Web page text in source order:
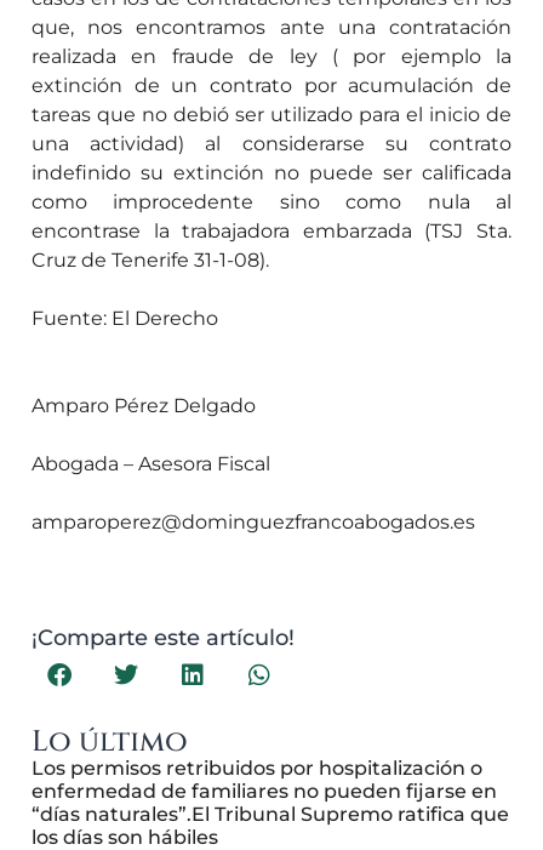
que, nos encontramos ante una contratación
realizada en fraude de ley ( por ejemplo la
extinción de un contrato por acumulación de
tareas que no debió ser utilizado para el inicio de
una actividad) al considerarse su contrato
indefinido su extinción no puede ser calificada
como improcedente sino como nula al
encontrase la trabajadora embarzada (TSJ Sta.
Cruz de Tenerife 31-1-08).
Fuente: El Derecho
Amparo Pérez Delgado
Abogada – Asesora Fiscal
amparoperez@dominguezfrancoabogados.es
¡Comparte este artículo!
Lo último
Los permisos retribuidos por hospitalización o
enfermedad de familiares no pueden fijarse en
“días naturales”.El Tribunal Supremo ratifica que
los días son hábiles